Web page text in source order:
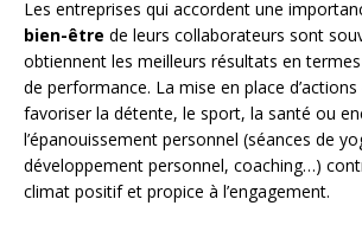
Les entreprises qui accordent une
bien-être de leurs collaborateurs sont
obtiennent les meilleurs résultats en
de performance. La mise en place
favoriser la détente, le sport, la santé ou
l’épanouissement personnel (séances de
développement personnel, coaching…)
climat positif et propice à l’engagement.